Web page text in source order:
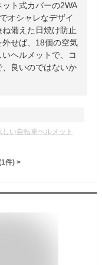
ト式カバーの2WA
オシャレなデザイ
備えた日焼け防止
せば、18個の空気
ヘルメットで、コ
良いのではないか
い自転車ヘルメット
1件) >